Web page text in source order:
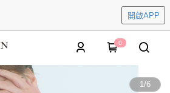
開啟APP
0
1/6